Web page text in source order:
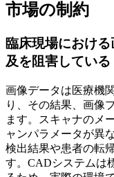
市場の制約
臨床現場におけ
及を阻害している
画像データは医療機
り、その結果、画像
ます。スキャナのメ
ャンパラメータが異
検出結果や患者の転
す。CADシステムは